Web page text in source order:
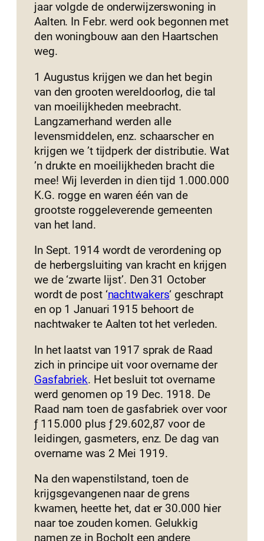
jaar volgde de onderwijzerswoning in
Aalten. In Febr. werd ook begonnen met
den woningbouw aan den Haartschen
weg.
1 Augustus krijgen we dan het begin
van den grooten wereldoorlog, die tal
van moeilijkheden meebracht.
Langzamerhand werden alle
levensmiddelen, enz. schaarscher en
krijgen we ’t tijdperk der distributie. Wat
’n drukte en moeilijkheden bracht die
mee! Wij leverden in dien tijd 1.000.000
K.G. rogge en waren één van de
grootste roggeleverende gemeenten
van het land.
In Sept. 1914 wordt de verordening op
de herbergsluiting van kracht en krijgen
we de ‘zwarte lijst’. Den 31 October
wordt de post ‘nachtwakers‘ geschrapt
en op 1 Januari 1915 behoort de
nachtwaker te Aalten tot het verleden.
In het laatst van 1917 sprak de Raad
zich in principe uit voor overname der
Gasfabriek. Het besluit tot overname
werd genomen op 19 Dec. 1918. De
Raad nam toen de gasfabriek over voor
ƒ 115.000 plus ƒ 29.602,87 voor de
leidingen, gasmeters, enz. De dag van
overname was 2 Mei 1919.
Na den wapenstilstand, toen de
krijgsgevangenen naar de grens
kwamen, heette het, dat er 30.000 hier
naar toe zouden komen. Gelukkig
namen ze in Bocholt een andere